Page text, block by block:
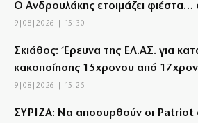
Ο Ανδρουλάκης ετοιμάζει
9|08|2026 | 15:30
Σκιάθος: Έρευνα της ΕΛ.ΑΣ. για
κακοποίησης 15χρονου από
9|08|2026 | 15:25
ΣΥΡΙΖΑ: Να αποσυρθούν οι Patriot